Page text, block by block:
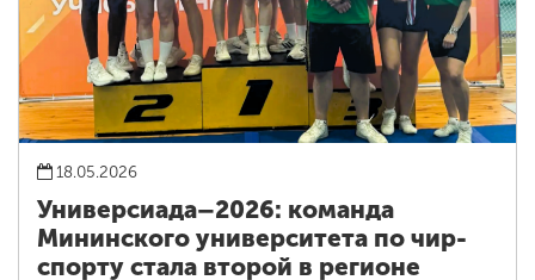
18.05.2026
Универсиада–2026: команда
Мининского университета по чир-
спорту стала второй в регионе